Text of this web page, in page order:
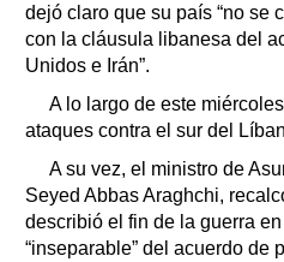
dejó claro que su país “no se
con la cláusula libanesa del
Unidos e Irán”.
A lo largo de este
ataques contra el sur del
A su vez, el ministro de
Seyed Abbas Araghchi,
describió el fin de la guerra
“inseparable” del acuerdo de